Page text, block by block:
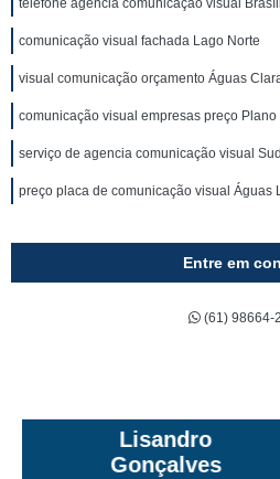
telefone agencia comunicação visual
comunicação visual fachada Lago Norte
visual comunicação orçamento Águas
comunicação visual empresas preço Plano
serviço de agencia comunicação visual
preço placa de comunicação visual Águas
Entre em
(61) 98664-
Bruna Eduarda